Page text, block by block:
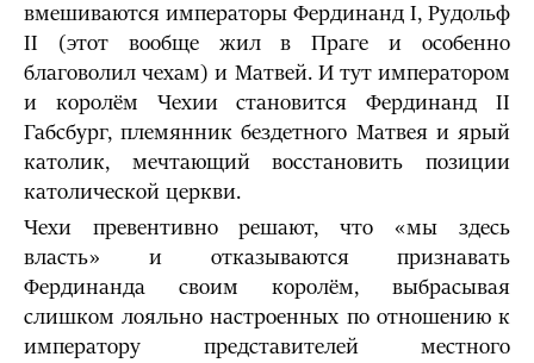
вмешиваются императоры Фердинанд I, Рудольф
II (этот вообще жил в Праге и особенно
благоволил чехам) и Матвей. И тут императором
и королём Чехии становится Фердинанд II
Габсбург, племянник бездетного Матвея и ярый
католик, мечтающий восстановить позиции
католической церкви.
Чехи превентивно решают, что «мы здесь
власть» и отказываются признавать
Фердинанда своим королём, выбрасывая
слишком лояльно настроенных по отношению к
императору представителей местного